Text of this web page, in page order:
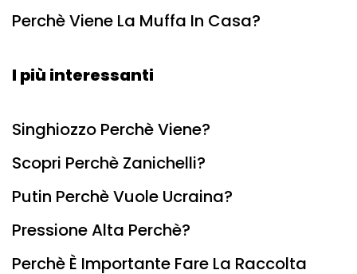
Perchè Viene La Muffa In Casa?
I più interessanti
Singhiozzo Perchè Viene?
Scopri Perchè Zanichelli?
Putin Perchè Vuole Ucraina?
Pressione Alta Perchè?
Perchè È Importante Fare La Raccolta